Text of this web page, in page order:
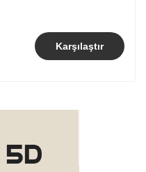
Karşılaştır